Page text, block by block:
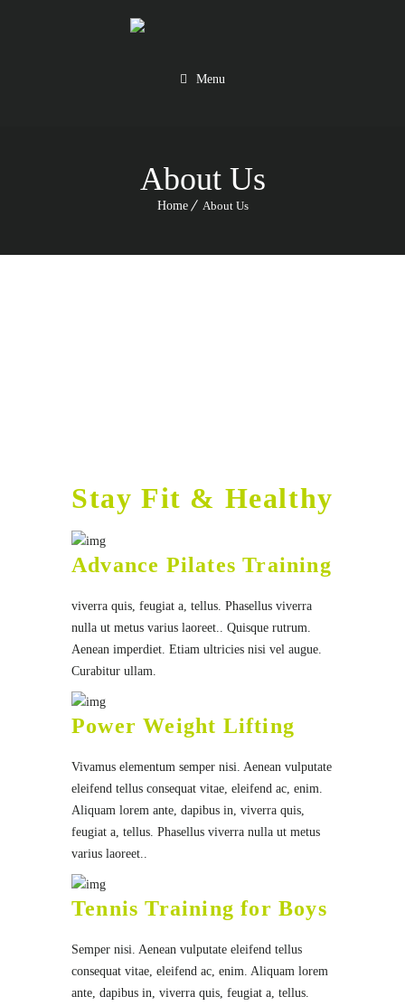
Menu
About Us
Home About Us
Stay Fit & Healthy
Advance Pilates Training
viverra quis, feugiat a, tellus. Phasellus viverra
nulla ut metus varius laoreet.. Quisque rutrum.
Aenean imperdiet. Etiam ultricies nisi vel augue.
Curabitur ullam.
Power Weight Lifting
Vivamus elementum semper nisi. Aenean vulputate
eleifend tellus consequat vitae, eleifend ac, enim.
Aliquam lorem ante, dapibus in, viverra quis,
feugiat a, tellus. Phasellus viverra nulla ut metus
varius laoreet..
Tennis Training for Boys
Semper nisi. Aenean vulputate eleifend tellus
consequat vitae, eleifend ac, enim. Aliquam lorem
ante, dapibus in, viverra quis, feugiat a, tellus.